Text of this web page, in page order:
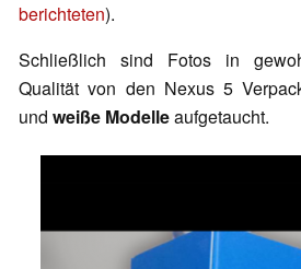
berichteten).
Schließlich sind Fotos in
Qualität von den Nexus 5
und weiße Modelleaufgetaucht.